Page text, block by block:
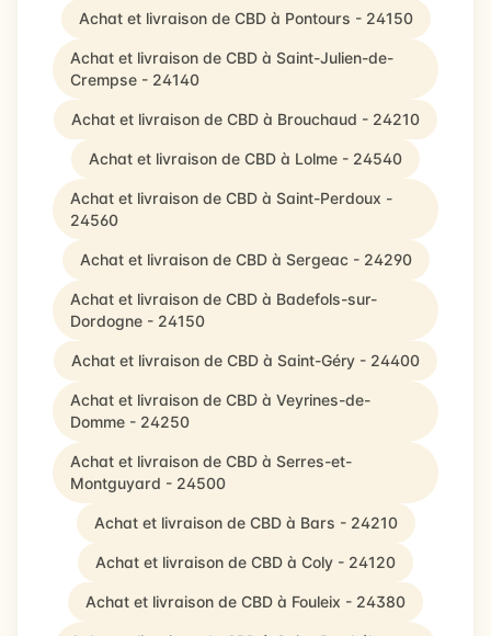
Achat et livraison de CBD à Pontours - 24150
Achat et livraison de CBD à Saint-Julien-de-
Crempse - 24140
Achat et livraison de CBD à Brouchaud - 24210
Achat et livraison de CBD à Lolme - 24540
Achat et livraison de CBD à Saint-Perdoux -
24560
Achat et livraison de CBD à Sergeac - 24290
Achat et livraison de CBD à Badefols-sur-
Dordogne - 24150
Achat et livraison de CBD à Saint-Géry - 24400
Achat et livraison de CBD à Veyrines-de-
Domme - 24250
Achat et livraison de CBD à Serres-et-
Montguyard - 24500
Achat et livraison de CBD à Bars - 24210
Achat et livraison de CBD à Coly - 24120
Achat et livraison de CBD à Fouleix - 24380